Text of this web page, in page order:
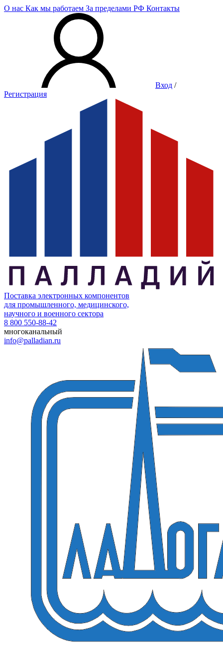
О нас Как мы работаем За пределами РФ Контакты
Вход /
Регистрация
Поставка электронных компонентов
для промышленного, медицинского,
научного и военного сектора
8 800 550-88-42
многоканальный
info@palladian.ru